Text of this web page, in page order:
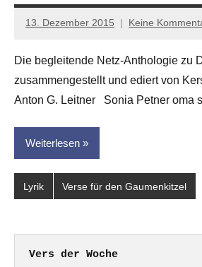
13. Dezember 2015
Anton
Leitner
Keine
Die begleitende Netz-Anthologie zu
zusammengestellt und ediert von
Anton G. Leitner Sonia Petner oma
Weiterlesen
Lyrik Verse für den Gaumenkitzel
Vers der Woche